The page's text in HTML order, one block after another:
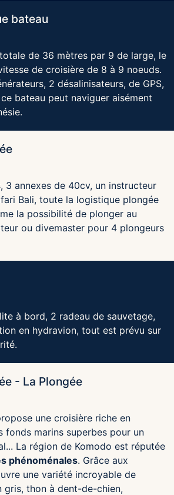
bateau
de 36 mètres par 9 de large, le
de croisière de 8 à 9 noeuds.
2 désalinisateurs, de GPS,
bateau peut naviguer aisément
3 annexes de 40cv, un instructeur
Bali, toute la logistique plongée
la possibilité de plonger au
ou divemaster pour 4 plongeurs
à bord, 2 radeau de sauvetage,
en hydravion, tout est prévu sur
- La Plongée
une croisière riche en
fonds marins superbes pour un
La région de Komodo est réputée
phénoménales. Grâce aux
une variété incroyable de
gris, thon à dent-de-chien,